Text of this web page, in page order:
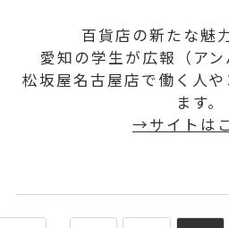
百貨店の新たな魅
愛知の学生が広報（ア
松坂屋名古屋店で働く人
ます。
→サイトは